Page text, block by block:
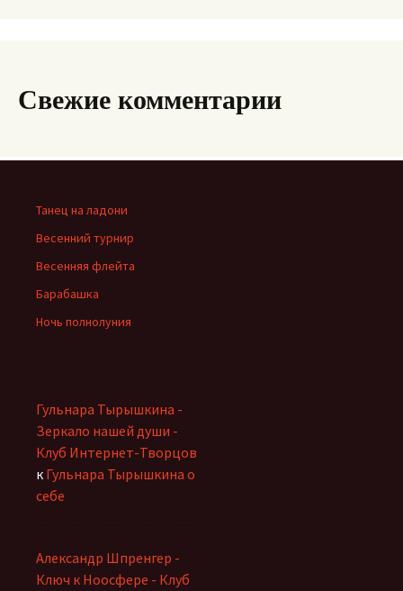
Свежие комментарии
Танец на ладони
Весенний турнир
Весенняя флейта
Барабашка
Ночь полнолуния
Гульнара Тырышкина -
Зеркало нашей души -
Клуб Интернет-Творцов
к Гульнара Тырышкина о
себе
Александр Шпренгер -
Ключ к Ноосфере - Клуб